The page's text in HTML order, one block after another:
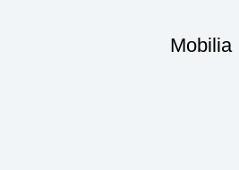
Mobilia